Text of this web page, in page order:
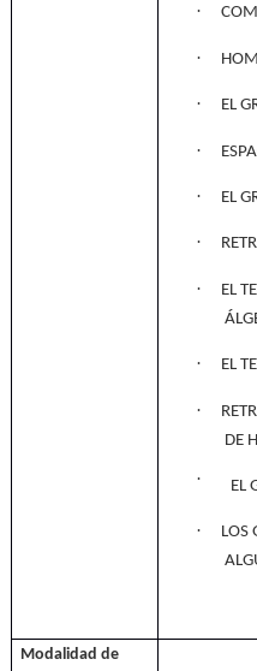
·
·
· EL
·
· EL
·
·
EL
· EL
·
DE
· EL
·
LOS
Modalidad de